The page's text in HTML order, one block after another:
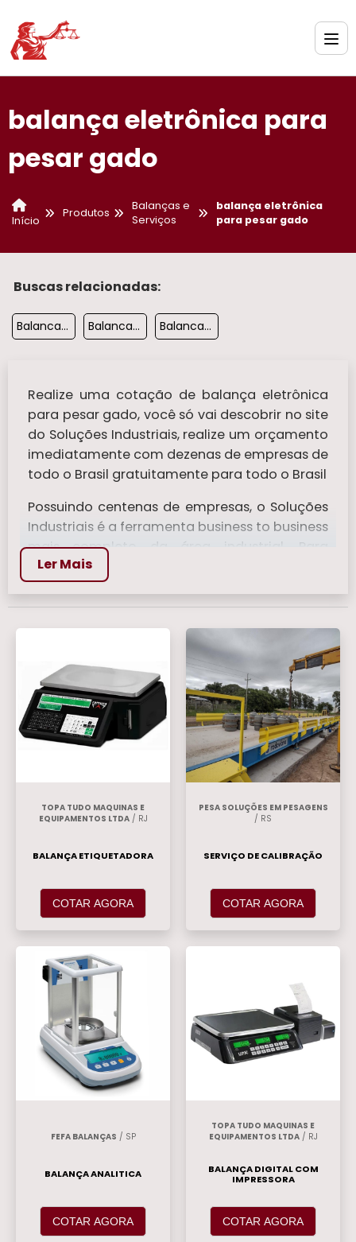
balança eletrônica para
pesar gado
Início
Produtos
Balanças e
Serviços
balança eletrônica
para pesar gado
Buscas relacionadas:
Balanca Eletronica De Bancada Balanca Industrial De Precisao Balanca Pesadora Comercial
Realize uma cotação de balança eletrônica
para pesar gado, você só vai descobrir no site
do Soluções Industriais, realize um orçamento
imediatamente com dezenas de empresas de
todo o Brasil gratuitamente para todo o Brasil
Possuindo centenas de empresas, o Soluções
Industriais é a ferramenta business to business
mais completo da área industrial. Para
realizar um orçamento de balança eletrônica
para pesar gado, clique em um ou mais dos
anuciantes a seguir:
Balança Bioimpedancia
Balanças Para Pesar
Comida
Balanca Digital 150 kg|Balanca
Analógicas.
Ler Mais
TOPA TUDO MAQUINAS E
EQUIPAMENTOS LTDA/ RJ
BALANÇA ETIQUETADORA
COTAR AGORA
PESA SOLUÇÕES EM PESAGENS
/ RS
SERVIÇO DE CALIBRAÇÃO
COTAR AGORA
FEFA BALANÇAS / SP
BALANÇA ANALITICA
COTAR AGORA
TOPA TUDO MAQUINAS E
EQUIPAMENTOS LTDA/ RJ
BALANÇA DIGITAL COM
IMPRESSORA
COTAR AGORA